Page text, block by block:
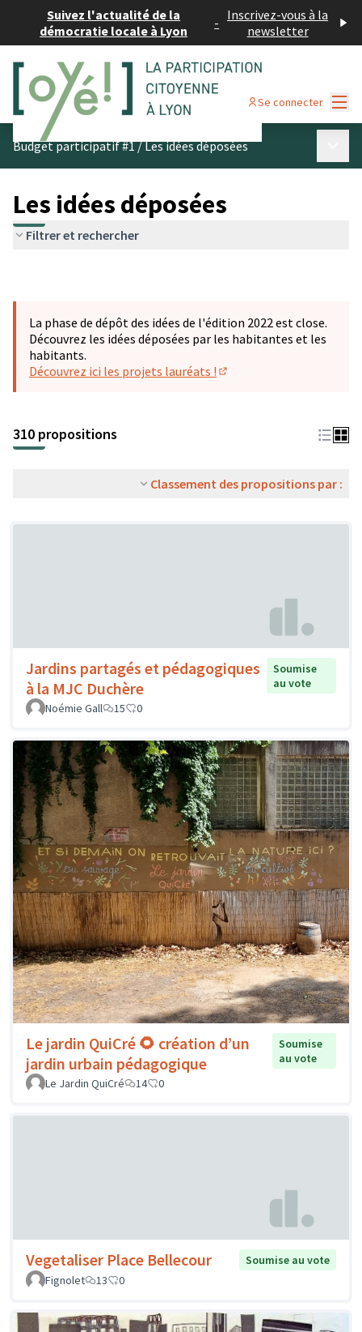
Suivez l'actualité de la
démocratie locale à Lyon
- Inscrivez-vous à la
newsletter
Se connecter
Budget participatif #1/Les idées déposées
Les idées déposées
Filtrer et rechercher
La phase de dépôt des idées de l'édition 2022 est close.
Découvrez les idées déposées par les habitantes et les
habitants.
Découvrez ici les projets lauréats !
310 propositions
Classement des propositions par :
Jardins partagés et pédagogiques
à la MJC Duchère
Soumise
au vote
Noémie Gall
15 0
Le jardin QuiCré 🌻 création d’un
jardin urbain pédagogique
Soumise
au vote
Le Jardin QuiCré
14 0
Vegetaliser Place Bellecour
Soumise au vote
Fignolet
13 0